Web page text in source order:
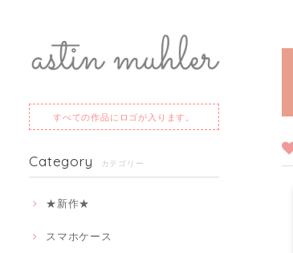
すべての作品にロゴが入ります。
Category カテゴリー
★新作★
スマホケース